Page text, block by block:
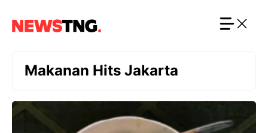
Makanan Hits Jakarta